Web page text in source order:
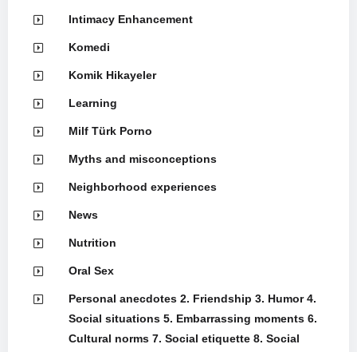
Intimacy Enhancement
Komedi
Komik Hikayeler
Learning
Milf Türk Porno
Myths and misconceptions
Neighborhood experiences
News
Nutrition
Oral Sex
Personal anecdotes 2. Friendship 3. Humor 4.
Social situations 5. Embarrassing moments 6.
Cultural norms 7. Social etiquette 8. Social